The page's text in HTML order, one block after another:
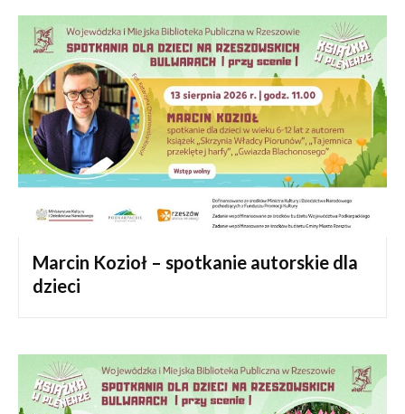
Marcin Kozioł – spotkanie autorskie dla
dzieci